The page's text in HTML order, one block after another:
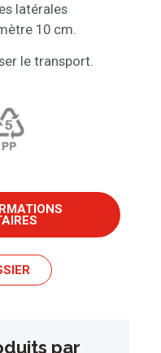
latérales
10 cm.
le transport.
par